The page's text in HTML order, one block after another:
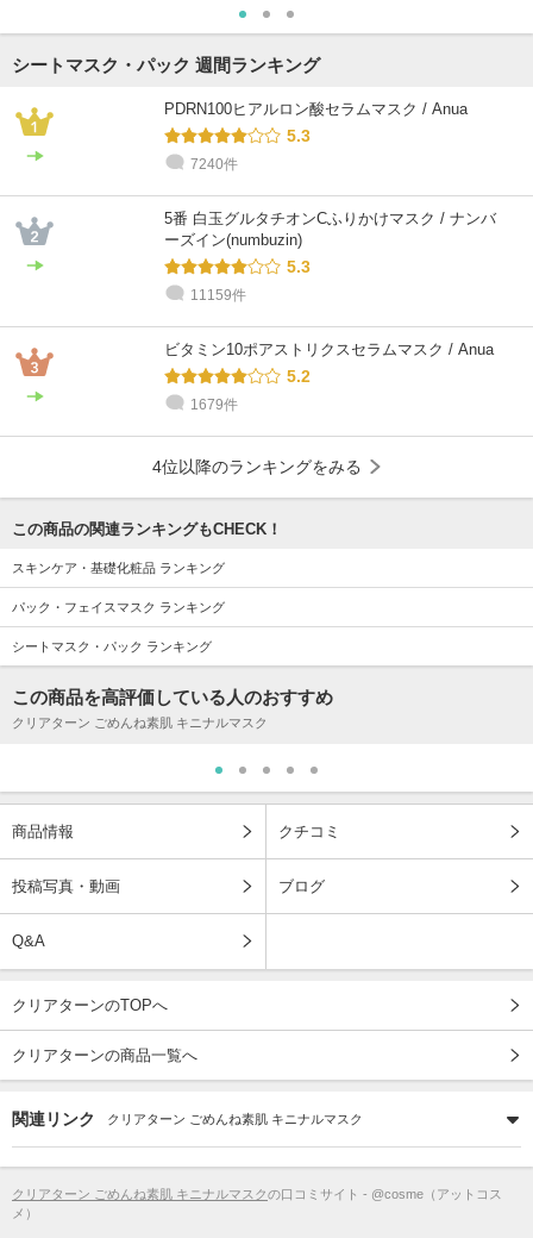
シートマスク・パック 週間ランキング
PDRN100ヒアルロン酸セラムマスク / Anua
5.3
7240件
5番 白玉グルタチオンCふりかけマスク / ナンバ
ーズイン(numbuzin)
5.3
11159件
ビタミン10ポアストリクスセラムマスク / Anua
5.2
1679件
4位以降のランキングをみる
この商品の関連ランキングもCHECK！
スキンケア・基礎化粧品 ランキング
パック・フェイスマスク ランキング
シートマスク・パック ランキング
この商品を高評価している人のおすすめ
クリアターン ごめんね素肌 キニナルマスク
商品情報 クチコミ
投稿写真・動画 ブログ
Q&A
クリアターンのTOPへ
クリアターンの商品一覧へ
関連リンク クリアターン ごめんね素肌 キニナルマスク
クリアターン ごめんね素肌 キニナルマスクの口コミサイト - @cosme（アットコス
メ）